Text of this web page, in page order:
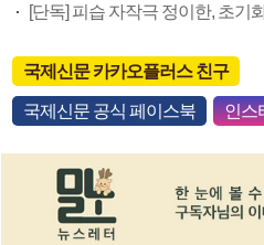
[단독] 피습 자작극 정이한, 초기
국제신문 카카오플러스 친구
국제신문 공식 페이스북 인스